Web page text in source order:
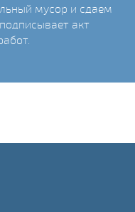
мусор и сдаем
акт